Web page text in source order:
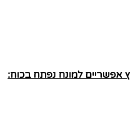
למונח נפתח בכוח: